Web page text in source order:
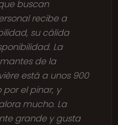
buscan
recibe a
su cálida
La
de la
está a unos 900
el pinar, y
mucho. La
grande y gusta